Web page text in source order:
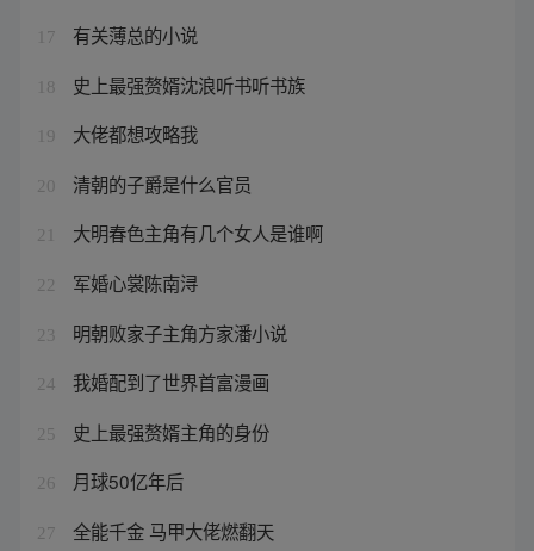
17 有关薄总的小说
18 史上最强赘婿沈浪听书听书族
19 大佬都想攻略我
20 清朝的子爵是什么官员
21 大明春色主角有几个女人是谁啊
22 军婚心裳陈南浔
23 明朝败家子主角方家潘小说
24 我婚配到了世界首富漫画
25 史上最强赘婿主角的身份
26 月球50亿年后
27 全能千金 马甲大佬燃翻天